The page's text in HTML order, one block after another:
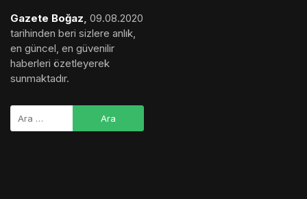
Gazete Boğaz, 09.08.2020
tarihinden beri sizlere anlık,
en güncel, en güvenilir
haberleri özetleyerek
sunmaktadır.